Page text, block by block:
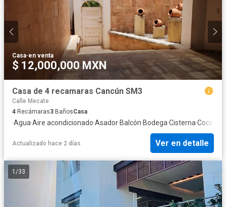
Casa·en venta
$ 12,000,000 MXN
Casa de 4 recamaras Cancún SM3
Calle Mecate
4 Recámaras3 BañosCasa
·Agua·Aire acondicionado·Asador·Balcón·Bodega·Cisterna·Cocina
Actualizado hace 2 días Ver en detalle
1 /33